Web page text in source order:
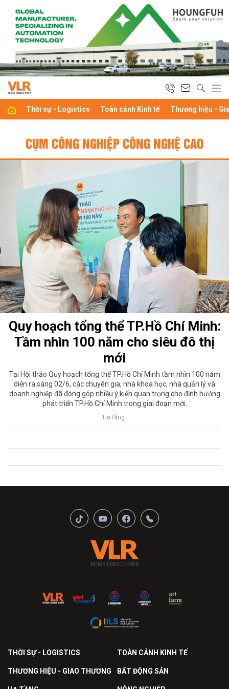
Thời sự - Logistics Toàn cảnh Kinh tế Thương hiệu -
CỤM CÔNG NGHIỆP CÔNG NGHỆ CAO
Quy hoạch tổng thể TP.Hồ Chí Minh:
Tầm nhìn 100 năm cho siêu đô thị
mới
Tại Hội thảo Quy hoạch tổng thể TP.Hồ Chí Minh tầm nhìn 100 năm
diễn ra sáng 02/6, các chuyên gia, nhà khoa học, nhà quản lý và
doanh nghiệp đã đóng góp nhiều ý kiến quan trọng cho định hướng
phát triển TP.Hồ Chí Minh trong giai đoạn mới.
Hạ tầng
THỜI SỰ - LOGISTICS TOÀN CẢNH KINH TẾ
THƯƠNG HIỆU - GIAO THƯƠNG BẤT ĐỘNG SẢN